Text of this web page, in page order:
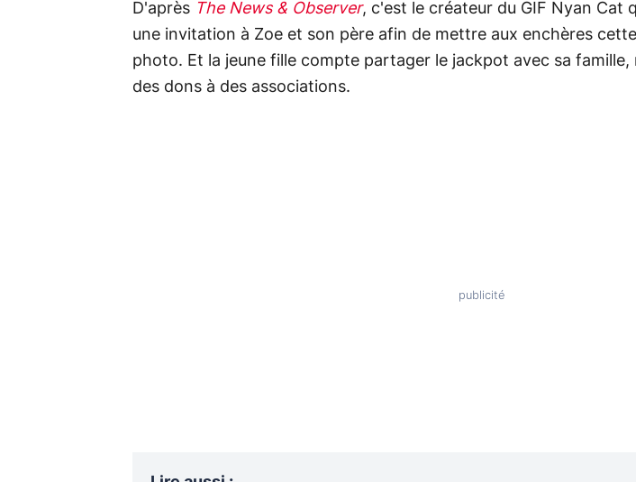
D'après The News & Observer, c'est le créateur du GIF Nyan Cat
une invitation à Zoe et son père afin de mettre aux enchères
photo. Et la jeune fille compte partager le jackpot avec sa famille,
des dons à des associations.